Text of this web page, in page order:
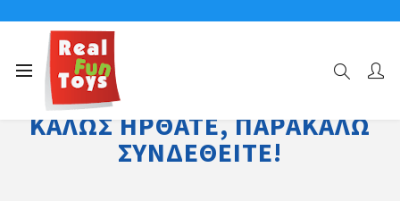
ΚΑΛΏΣ ΉΡΘΑΤΕ, ΠΑΡΑΚΑΛΏ
ΣΥΝΔΕΘΕΊΤΕ!